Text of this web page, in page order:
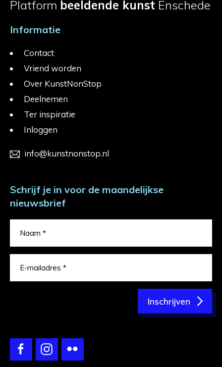
Platform beeldende kunst Enschede
Informatie
Contact
Vriend worden
Over KunstNonStop
Deelnemen
Ter inspiratie
Inloggen
info@kunstnonstop.nl
Schrijf je in voor de maandelijkse
nieuwsbrief
Inschrijven